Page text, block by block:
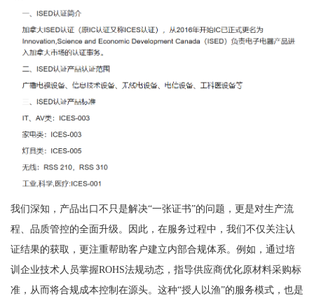
我们深知，产品出口不只是解决“一张证书”的问题，更是对生产流
程、品质管控的全面升级。因此，在服务过程中，我们不仅关注认
证结果的获取，更注重帮助客户建立内部合规体系。例如，通过培
训企业技术人员掌握ROHS法规动态，指导供应商优化原材料采购标
准，从而将合规成本控制在源头。这种“授人以渔”的服务模式，也是